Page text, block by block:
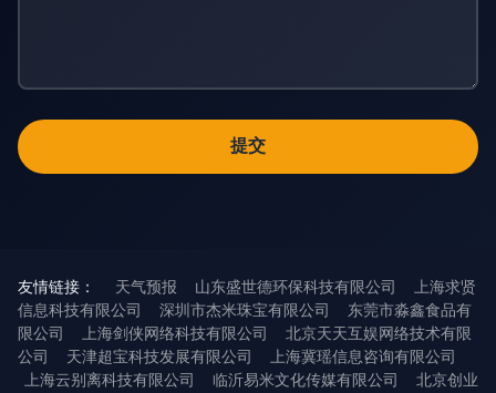
友情链接： 天气预报 山东盛世德环保科技有限公司
上海求贤
信息科技有限公司
深圳市杰米珠宝有限公司
东莞市淼鑫食品有
限公司
上海剑侠网络科技有限公司
北京天天互娱网络技术有限
公司
天津超宝科技发展有限公司
上海冀瑶信息咨询有限公司
上海云别离科技有限公司
临沂易米文化传媒有限公司
北京创业